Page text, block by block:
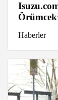
Haberler